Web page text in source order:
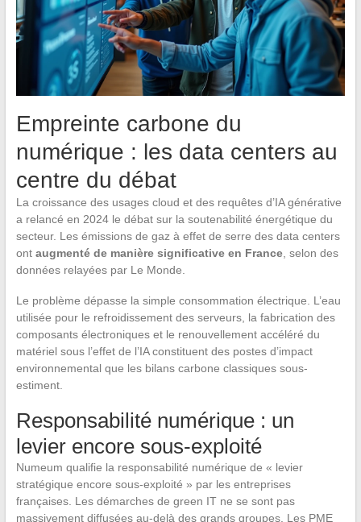
Empreinte carbone du
numérique : les data centers au
centre du débat
La croissance des usages cloud et des requêtes d’IA générative
a relancé en 2024 le débat sur la soutenabilité énergétique du
secteur. Les émissions de gaz à effet de serre des data centers
ont augmenté de manière significative en France, selon des
données relayées par Le Monde.
Le problème dépasse la simple consommation électrique. L’eau
utilisée pour le refroidissement des serveurs, la fabrication des
composants électroniques et le renouvellement accéléré du
matériel sous l’effet de l’IA constituent des postes d’impact
environnemental que les bilans carbone classiques sous-
estiment.
Responsabilité numérique : un
levier encore sous-exploité
Numeum qualifie la responsabilité numérique de « levier
stratégique encore sous-exploité » par les entreprises
françaises. Les démarches de green IT ne se sont pas
massivement diffusées au-delà des grands groupes. Les PME